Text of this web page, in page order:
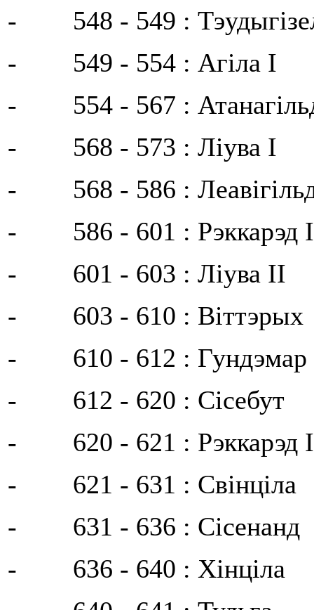
- 548 - 549 :
- 549 - 554 : Агіла I
- 554 - 567 :
- 568 - 573 : Ліува I
- 568 - 586 :
- 586 - 601 : Рэккарэд I
- 601 - 603 : Ліува II
- 603 - 610 : Віттэрых
- 610 - 612 : Гундэмар
- 612 - 620 : Сісебут
- 620 - 621 : Рэккарэд
- 621 - 631 : Свінціла
- 631 - 636 : Сісенанд
- 636 - 640 : Хінціла